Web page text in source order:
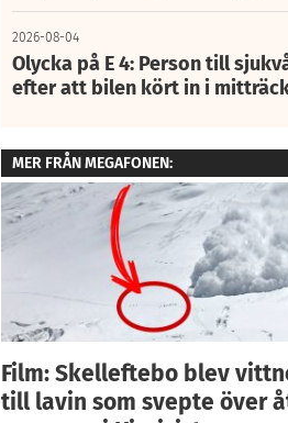
2026-08-04
Olycka på E 4: Person till
efter att bilen kört in i
MER FRÅN MEGAFONEN:
Film: Skelleftebo blev
till lavin som svepte över